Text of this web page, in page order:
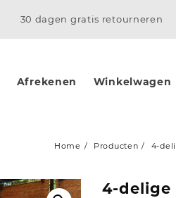
30 dagen gratis retourneren
Afrekenen Winkelwagen
Home Producten 4-
4-delige